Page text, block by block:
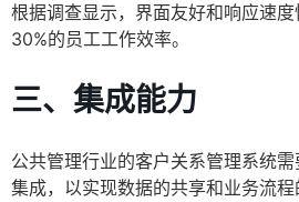
根据调查显示，界面友好和响应速
30%的员工工作效率。
三、集成能力
公共管理行业的客户关系管理系统
集成，以实现数据的共享和业务流